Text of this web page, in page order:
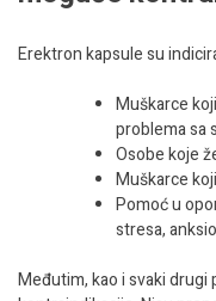
Erektron kapsule su
Muškarce
problema sa
Osobe koje
Muškarce
Pomoć u
stresa,
Međutim, kao i svaki